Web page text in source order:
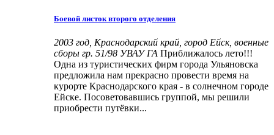
Боевой листок второго отделения
2003 год, Краснодарский край, город Ейск, военные
сборы гр. 51/98 УВАУ ГА Приближалось лето!!!
Одна из туристических фирм города Ульяновска
предложила нам прекрасно провести время на
курорте Краснодарского края - в солнечном городе
Ейске. Посоветовавшись группой, мы решили
приобрести путёвки...